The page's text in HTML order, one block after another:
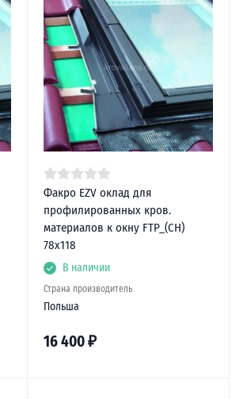
Факро EZV оклад для
профилированных кров.
материалов к окну FTP_(CH)
78х118
В наличии
Страна производитель
Польша
16 400₽